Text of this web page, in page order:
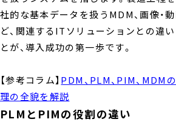
社的な基本データを扱うMDM、画像・
ど、関連するITソリューションとの違
とが、導入成功の第一歩です。
【参考コラム】 PDM、PLM、PIM、MDM
理の全貌を解説
PLMとPIMの役割の違い